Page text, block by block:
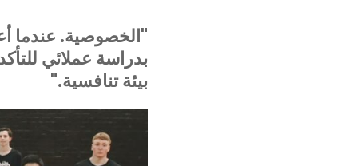
"الخصوصية. عندما
بدراسة عملائي
بيئة تنافسية."